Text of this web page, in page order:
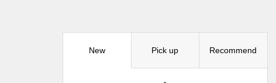
New Pick up Recommend